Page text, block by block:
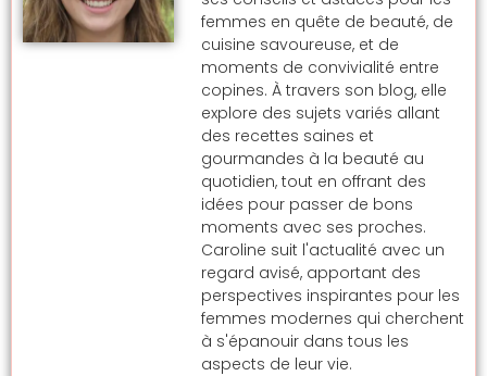
femmes en quête de beauté, de
cuisine savoureuse, et de
moments de convivialité entre
copines. À travers son blog, elle
explore des sujets variés allant
des recettes saines et
gourmandes à la beauté au
quotidien, tout en offrant des
idées pour passer de bons
moments avec ses proches.
Caroline suit l'actualité avec un
regard avisé, apportant des
perspectives inspirantes pour les
femmes modernes qui cherchent
à s'épanouir dans tous les
aspects de leur vie.